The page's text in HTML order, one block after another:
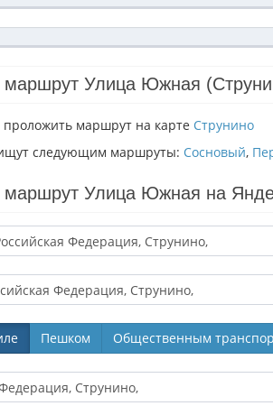
маршрут Улица Южная
маршрут на карте Струнино
ищут следующим маршруты: Сосновый,
маршрут Улица Южная на
Пешком Общественным